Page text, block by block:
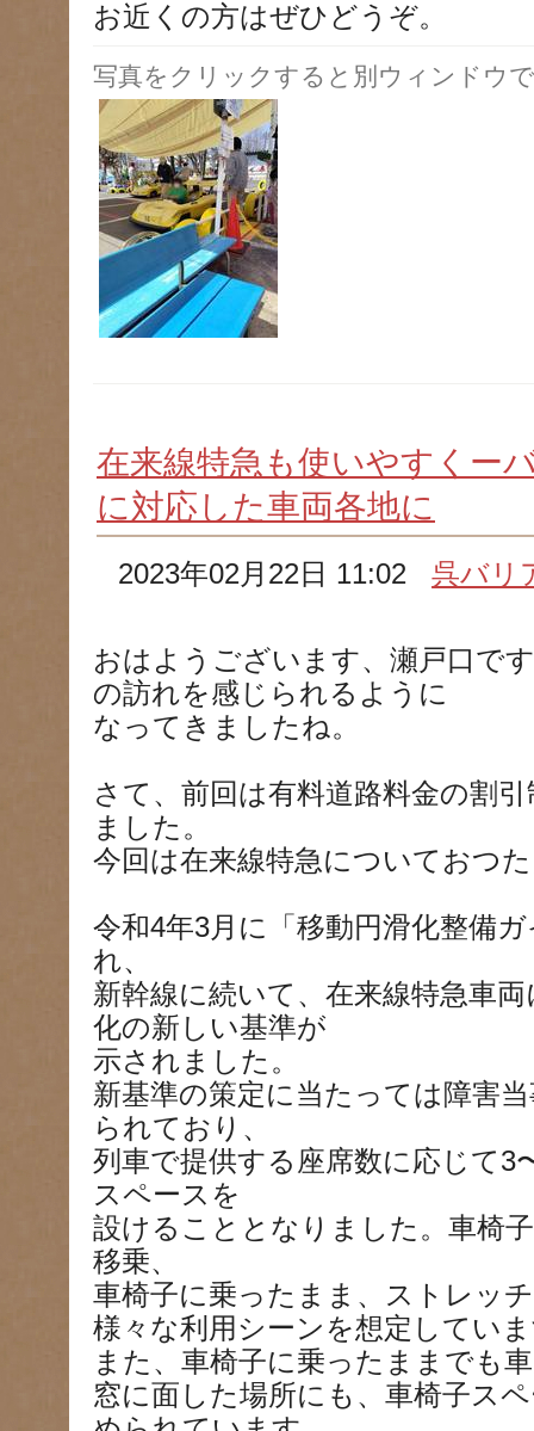
お近くの方はぜひどうぞ。
写真をクリックすると別ウィンドウ
在来線特急も使いやすくー
に対応した車両各地に
2023年02月22日 11:02呉バリ
おはようございます、瀬戸口で
の訪れを感じられるように
なってきましたね。
さて、前回は有料道路料金の割
ました。
今回は在来線特急についておつ
令和4年3月に「移動円滑化整備
れ、
新幹線に続いて、在来線特急車
化の新しい基準が
示されました。
新基準の策定に当たっては障害
られており、
列車で提供する座席数に応じて3
スペースを
設けることとなりました。車椅
移乗、
車椅子に乗ったまま、ストレッ
様々な利用シーンを想定してい
また、車椅子に乗ったままでも
窓に面した場所にも、車椅子ス